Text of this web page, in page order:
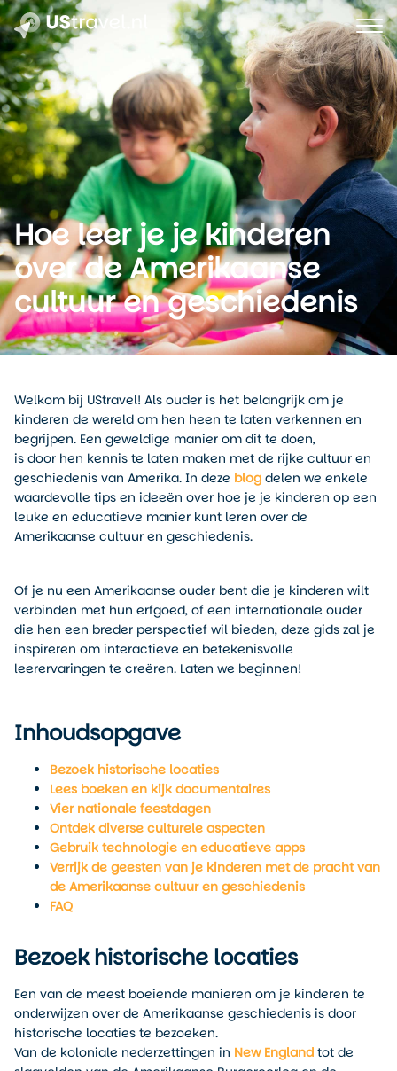
Hoe leer je je kinderen
over de Amerikaanse
cultuur en geschiedenis
Welkom bij UStravel! Als ouder is het belangrijk om je
kinderen de wereld om hen heen te laten verkennen en
begrijpen. Een geweldige manier om dit te doen,
is door hen kennis te laten maken met de rijke cultuur en
geschiedenis van Amerika. In deze blog delen we enkele
waardevolle tips en ideeën over hoe je je kinderen op een
leuke en educatieve manier kunt leren over de
Amerikaanse cultuur en geschiedenis.
Of je nu een Amerikaanse ouder bent die je kinderen wilt
verbinden met hun erfgoed, of een internationale ouder
die hen een breder perspectief wil bieden, deze gids zal je
inspireren om interactieve en betekenisvolle
leerervaringen te creëren. Laten we beginnen!
Inhoudsopgave
Bezoek historische locaties
Lees boeken en kijk documentaires
Vier nationale feestdagen
Ontdek diverse culturele aspecten
Gebruik technologie en educatieve apps
Verrijk de geesten van je kinderen met de pracht van
de Amerikaanse cultuur en geschiedenis
FAQ
Bezoek historische locaties
Een van de meest boeiende manieren om je kinderen te
onderwijzen over de Amerikaanse geschiedenis is door
historische locaties te bezoeken.
Van de koloniale nederzettingen in New England tot de